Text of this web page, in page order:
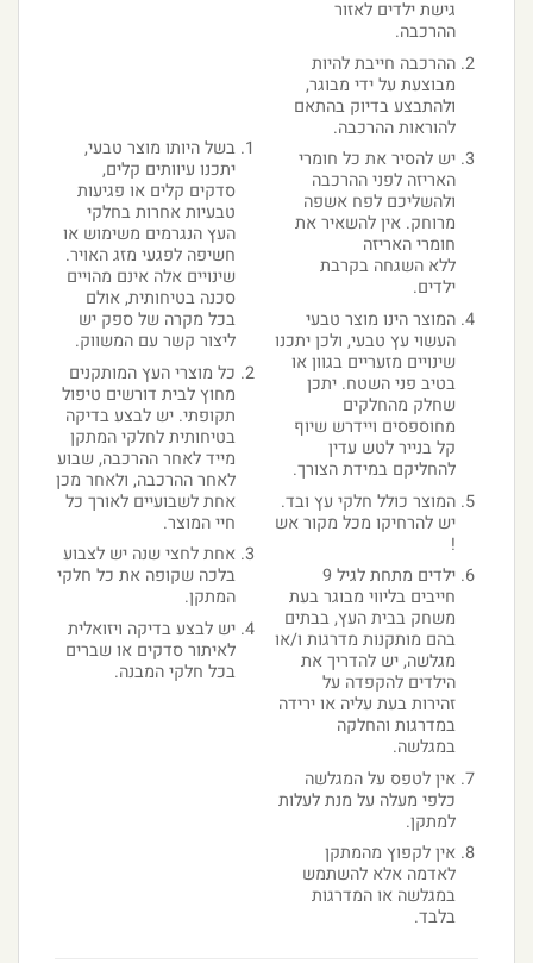
גישת ילדים לאזור
ההרכבה.
ההרכבה חייבת להיות
מבוצעת על ידי מבוגר,
ולהתבצע בדיוק בהתאם
להוראות ההרכבה.
יש להסיר את כל חומרי
האריזה לפני ההרכבה
ולהשליכם לפח אשפה
מרוחק. אין להשאיר את
חומרי האריזה
ללא השגחה בקרבת
ילדים.
המוצר הינו מוצר טבעי
העשוי עץ טבעי, ולכן יתכנו
שינויים מזעריים בגוון או
בטיב פני השטח. יתכן
שחלק מהחלקים
מחוספסים ויידרש שיוף
קל בנייר לטש עדין
להחליקם במידת הצורך.
המוצר כולל חלקי עץ ובד.
יש להרחיקו מכל מקור אש
!
ילדים מתחת לגיל 9
חייבים בליווי מבוגר בעת
משחק בבית העץ, בבתים
בהם מותקנות מדרגות ו/או
מגלשה, יש להדריך את
הילדים להקפדה על
זהירות בעת עליה או ירידה
במדרגות והחלקה
במגלשה.
אין לטפס על המגלשה
כלפי מעלה על מנת לעלות
למתקן.
אין לקפוץ מהמתקן
לאדמה אלא להשתמש
במגלשה או המדרגות
בלבד.
בשל היותו מוצר טבעי,
יתכנו עיוותים קלים,
סדקים קלים או פגיעות
טבעיות אחרות בחלקי
העץ הנגרמים משימוש או
חשיפה לפגעי מזג האויר.
שינויים אלה אינם מהויים
סכנה בטיחותית, אולם
בכל מקרה של ספק יש
ליצור קשר עם המשווק.
כל מוצרי העץ המותקנים
מחוץ לבית דורשים טיפול
תקופתי. יש לבצע בדיקה
בטיחותית לחלקי המתקן
מייד לאחר ההרכבה, שבוע
לאחר ההרכבה, ולאחר מכן
אחת לשבועיים לאורך כל
חיי המוצר.
אחת לחצי שנה יש לצבוע
בלכה שקופה את כל חלקי
המתקן.
יש לבצע בדיקה ויזואלית
לאיתור סדקים או שברים
בכל חלקי המבנה.